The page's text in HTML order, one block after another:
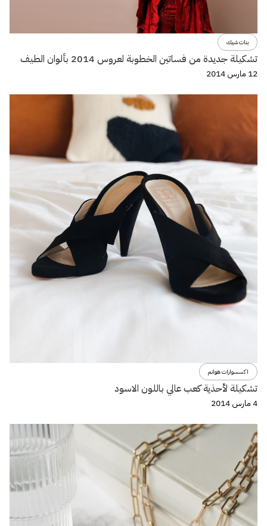
بنات شيك
تشكيلة جديدة من فساتين الخطوبة لعروس 2014 بألوان الطيف
12 مارس 2014
اكسسوارات هوانم
تشكيلة لأحذية كعب عالي باللون الاسود
4 مارس 2014